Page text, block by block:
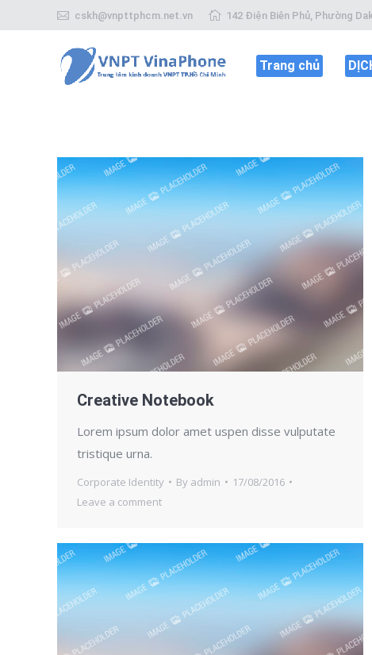
cskh@vnpttphcm.net.vn 142 Điện Biên Phủ, Phường
Trang chủ
Creative Notebook
Lorem ipsum dolor amet uspen disse vulputate
tristique urna.
Corporate Identity By admin
17/08/2016
Leave a comment